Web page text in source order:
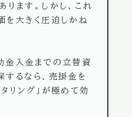
ます。しかし、これ
を大きく圧迫しかね
金入金までの立替資
するなら、売掛金を
リング」が極めて効